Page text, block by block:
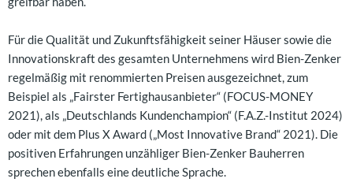
Für die Qualität und Zukunftsfähigkeit seiner Häuser sowie die
Innovationskraft des gesamten Unternehmens wird Bien-Zenker
regelmäßig mit renommierten Preisen ausgezeichnet, zum
Beispiel als „Fairster Fertighausanbieter“ (FOCUS-MONEY
2021), als „Deutschlands Kundenchampion“ (F.A.Z.-Institut 2024)
oder mit dem Plus X Award („Most Innovative Brand“ 2021). Die
positiven Erfahrungen unzähliger Bien-Zenker Bauherren
sprechen ebenfalls eine deutliche Sprache.